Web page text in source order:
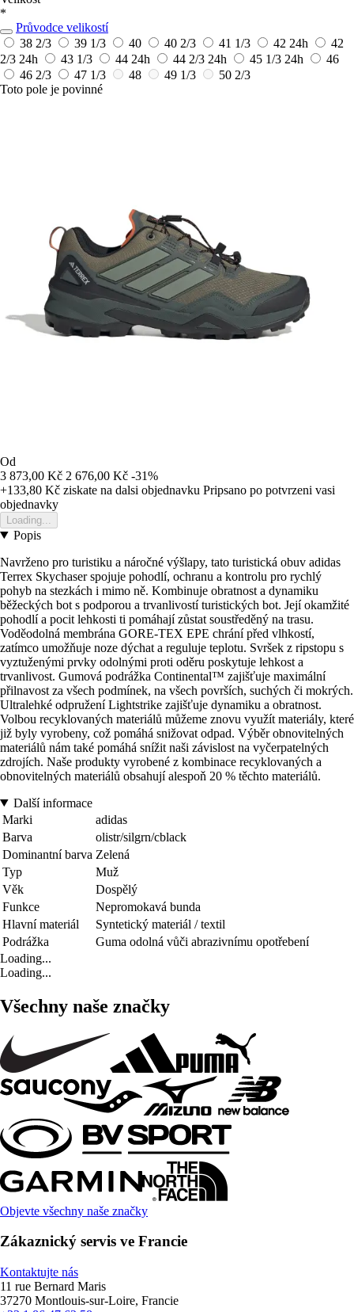
*
Průvodce velikostí
38 2/3
39 1/3 40 40 2/3 41 1/3 42 24h
42
2/3 24h 43 1/3 44 24h 44 2/3 24h 45 1/3 24h
46
46 2/3
47 1/3 48 49 1/3
50 2/3
Toto pole je povinné
Od
3 873,00 Kč 2 676,00 Kč -31%
+133,80 Kč ziskate na dalsi objednavku Pripsano po potvrzeni vasi
objednavky
Loading...
Popis
Navrženo pro turistiku a náročné výšlapy, tato turistická obuv adidas
Terrex Skychaser spojuje pohodlí, ochranu a kontrolu pro rychlý
pohyb na stezkách i mimo ně. Kombinuje obratnost a dynamiku
běžeckých bot s podporou a trvanlivostí turistických bot. Její okamžité
pohodlí a pocit lehkosti ti pomáhají zůstat soustředěný na trasu.
Voděodolná membrána GORE-TEX EPE chrání před vlhkostí,
zatímco umožňuje noze dýchat a reguluje teplotu. Svršek z ripstopu s
vyztuženými prvky odolnými proti oděru poskytuje lehkost a
trvanlivost. Gumová podrážka Continental™ zajišťuje maximální
přilnavost za všech podmínek, na všech površích, suchých či mokrých.
Ultralehké odpružení Lightstrike zajišťuje dynamiku a obratnost.
Volbou recyklovaných materiálů můžeme znovu využít materiály, které
již byly vyrobeny, což pomáhá snižovat odpad. Výběr obnovitelných
materiálů nám také pomáhá snížit naši závislost na vyčerpatelných
zdrojích. Naše produkty vyrobené z kombinace recyklovaných a
obnovitelných materiálů obsahují alespoň 20 % těchto materiálů.
Další informace
Marki
adidas
Barva
olistr/silgrn/cblack
Dominantní barva Zelená
Typ
Muž
Věk
Dospělý
Funkce
Nepromokavá bunda
Hlavní materiál
Syntetický materiál / textil
Podrážka
Guma odolná vůči abrazivnímu opotřebení
Loading...
Loading...
Všechny naše značky
Objevte všechny naše značky
Zákaznický servis ve Francie
Kontaktujte nás
11 rue Bernard Maris
37270 Montlouis-sur-Loire, Francie